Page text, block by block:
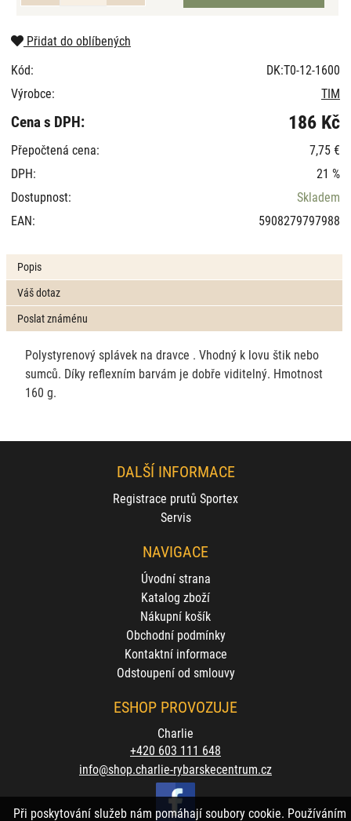
Přidat do oblíbených
Kód:
DK:T0-12-1600
Výrobce:
TIM
Cena s DPH: 186 Kč
Přepočtená cena:
7,75 €
DPH:
21 %
Dostupnost:
Skladem
EAN:
5908279797988
Popis
Váš dotaz
Poslat známénu
Polystyrenový splávek na dravce . Vhodný k lovu štik nebo
sumců. Díky reflexním barvám je dobře viditelný. Hmotnost
160 g.
DALŠÍ INFORMACE
Registrace prutů Sportex
Servis
NAVIGACE
Úvodní strana
Katalog zboží
Nákupní košík
Obchodní podmínky
Kontaktní informace
Odstoupení od smlouvy
ESHOP PROVOZUJE
Charlie
+420 603 111 648
info@shop.charlie-rybarskecentrum.cz
Při poskytování služeb nám pomáhají soubory cookie. Používáním